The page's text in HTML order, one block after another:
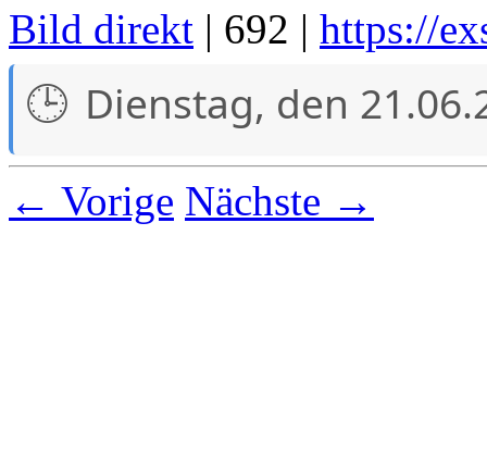
Bild direkt | 692 | https://
Dienstag, den
← Vorige Nächste →